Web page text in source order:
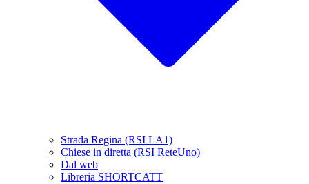
Strada Regina (RSI LA1)
Chiese in diretta (RSI ReteUno)
Dal web
Libreria SHORTCATT